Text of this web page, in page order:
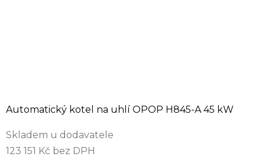
Automatický kotel na uhlí OPOP H845-A 45 kW
Skladem u dodavatele
123 151 Kč bez DPH